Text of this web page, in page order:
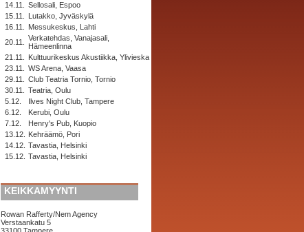
14.11.
Sellosali, Espoo
15.11.
Lutakko, Jyväskylä
16.11.
Messukeskus, Lahti
20.11.
Verkatehdas, Vanajasali,
Hämeenlinna
21.11.
Kulttuurikeskus Akustiikka, Ylivieska
23.11.
WS Arena, Vaasa
29.11.
Club Teatria Tornio, Tornio
30.11.
Teatria, Oulu
5.12.
Ilves Night Club, Tampere
6.12.
Kerubi, Oulu
7.12.
Henry's Pub, Kuopio
13.12.
Kehräämö, Pori
14.12. Tavastia, Helsinki
15.12. Tavastia, Helsinki
KEIKKAMYYNTI
Rowan Rafferty/Nem Agency
Verstaankatu 5